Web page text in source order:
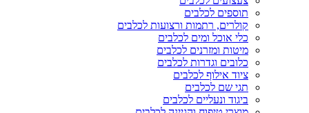
תוספים לכלבים
קולרים, רתמות ורצועות לכלבים
כלי אוכל ומים לכלבים
מיטות ומזרנים לכלבים
כלובים וגדרות לכלבים
ציוד אילוף לכלבים
תגי שם לכלבים
ביגוד ונעליים לכלבים